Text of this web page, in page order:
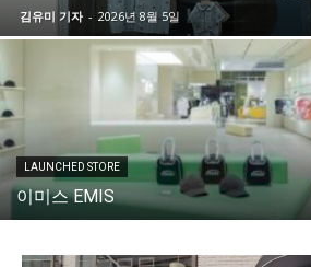
김유미 기자 - 2026년 8월 5일
LAUNCHED STORE
이미스 EMIS